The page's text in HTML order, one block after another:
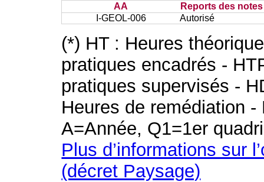
AA
Reports des
I-GEOL-006
Autorisé
(*) HT : Heures
pratiques encadrés -
pratiques supervisés -
Heures de remédiation
A=Année, Q1=1er
Plus d’informations sur
(décret Paysage)